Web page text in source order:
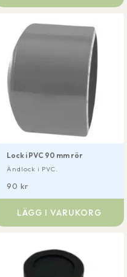
Lock i PVC 90 mm rör
90 kr
Ändlock i PVC.
LÄGG I VARUKORG